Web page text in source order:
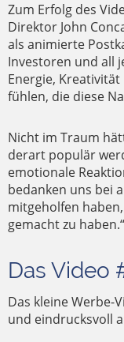
Zum Erfolg des
Direktor John
als animierte
Investoren und all
Energie,
fühlen, die diese
Nicht im Traum
derart populär
emotionale
bedanken uns bei
mitgeholfen
gemacht zu haben.“
Das Video
Das kleine Werbe-
und eindrucksvoll